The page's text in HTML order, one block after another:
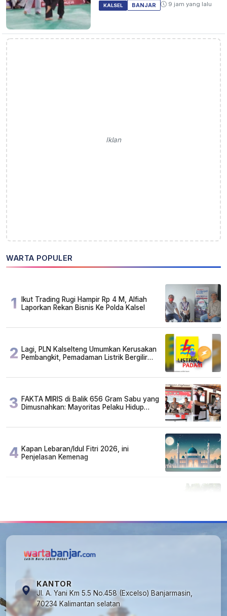
KALSEL BANJAR 9 jam yang lalu
Iklan
WARTA POPULER
1
Ikut Trading Rugi Hampir Rp 4 M, Alfiah
Laporkan Rekan Bisnis Ke Polda Kalsel
2 Lagi, PLN Kalselteng Umumkan Kerusakan
Pembangkit, Pemadaman Listrik Bergilir
3 FAKTA MIRIS di Balik 656 Gram Sabu yang
Dimusnahkan: Mayoritas Pelaku Hidup
4 Kapan Lebaran/Idul Fitri 2026, ini
Penjelasan Kemenag
KANTOR
Jl. A. Yani Km 5.5 No.458 (Excelso) Banjarmasin,
70234 Kalimantan selatan